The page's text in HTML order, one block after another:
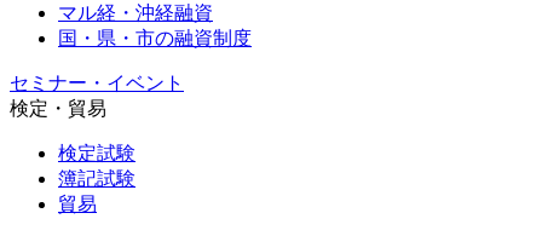
マル経・沖経融資
国・県・市の融資制度
セミナー・イベント
検定・貿易
検定試験
簿記試験
貿易